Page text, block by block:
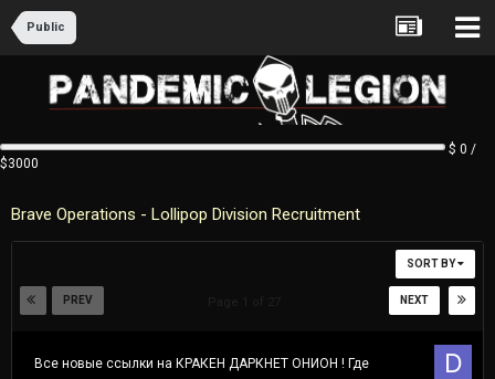
Public
$ 0 /
$3000
Brave Operations - Lollipop Division Recruitment
SORT BY
PREV NEXT
Все новые ссылки на КРАКЕН ДАРКНЕТ ОНИОН ! Где